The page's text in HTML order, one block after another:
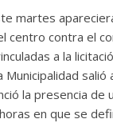
martes
centro contra el
a la
Municipalidad salió
la presencia de
en que se